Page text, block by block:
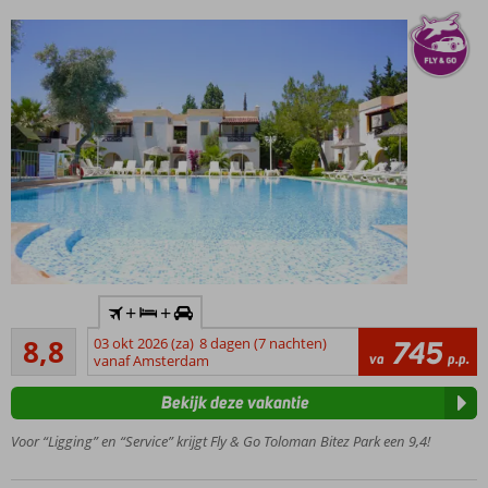
Ideaal
appartementencomplex
voor gezinnen
Ruime
appartementen
8,8Aanrader
17
beoordelingen
+ +
03 okt 2026 (za) 8 dagen (7 nachten)
vanaf Amsterdam
va 745 p.p.
Voor “Ligging” en “Service” krijgt Fly & Go Toloman Bitez Park een 9,4!
Bekijk deze vakantie